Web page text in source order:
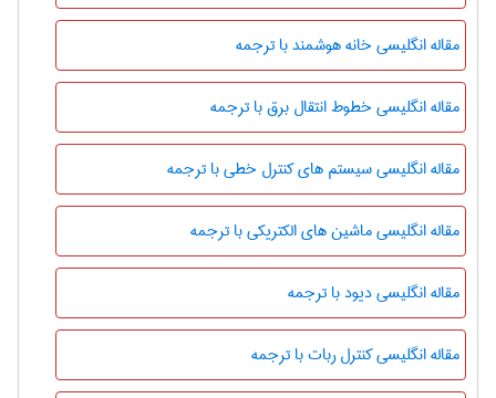
مقاله انگلیسی خانه هوشمند با ترجمه
مقاله انگلیسی خطوط انتقال برق با ترجمه
مقاله انگلیسی سیستم های کنترل خطی با ترجمه
مقاله انگلیسی ماشین های الکتریکی با ترجمه
مقاله انگلیسی دیود با ترجمه
مقاله انگلیسی کنترل ربات با ترجمه